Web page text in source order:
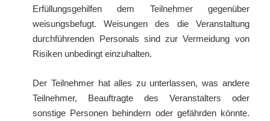
Erfüllungsgehilfen dem Teilnehmer gegenüber
weisungsbefugt. Weisungen des die Veranstaltung
durchführenden Personals sind zur Vermeidung von
Risiken unbedingt einzuhalten.
Der Teilnehmer hat alles zu unterlassen, was andere
Teilnehmer, Beauftragte des Veranstalters oder
sonstige Personen behindern oder gefährden könnte.